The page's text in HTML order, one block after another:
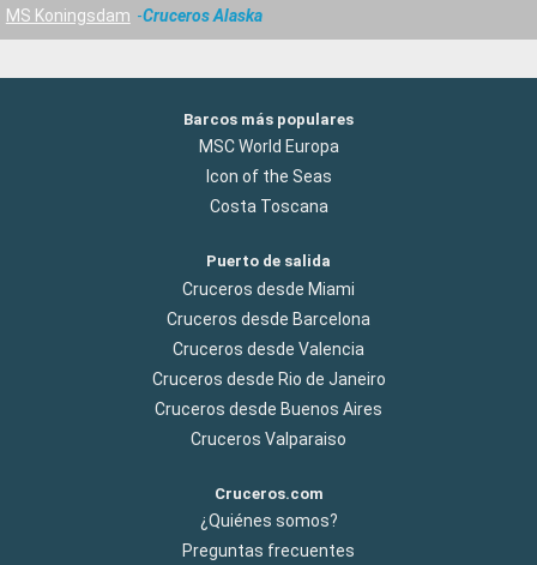
MS Koningsdam
Cruceros Alaska
Barcos más populares
MSC World Europa
Icon of the Seas
Costa Toscana
Puerto de salida
Cruceros desde Miami
Cruceros desde Barcelona
Cruceros desde Valencia
Cruceros desde Rio de Janeiro
Cruceros desde Buenos Aires
Cruceros Valparaiso
Cruceros.com
¿Quiénes somos?
Preguntas frecuentes